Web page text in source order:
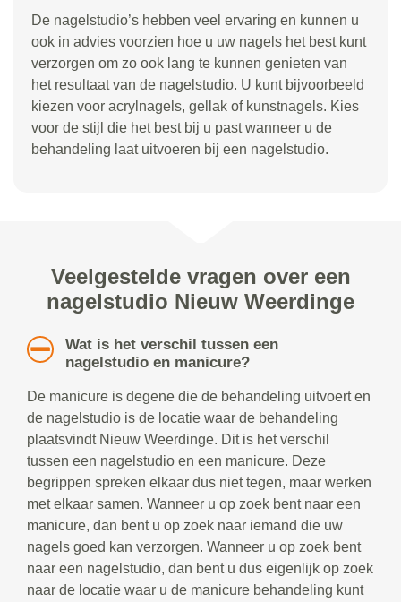
De nagelstudio’s hebben veel ervaring en kunnen u
ook in advies voorzien hoe u uw nagels het best kunt
verzorgen om zo ook lang te kunnen genieten van
het resultaat van de nagelstudio. U kunt bijvoorbeeld
kiezen voor acrylnagels, gellak of kunstnagels. Kies
voor de stijl die het best bij u past wanneer u de
behandeling laat uitvoeren bij een nagelstudio.
Veelgestelde vragen over een
nagelstudio Nieuw Weerdinge
Wat is het verschil tussen een
nagelstudio en manicure?
De manicure is degene die de behandeling uitvoert en
de nagelstudio is de locatie waar de behandeling
plaatsvindt Nieuw Weerdinge. Dit is het verschil
tussen een nagelstudio en een manicure. Deze
begrippen spreken elkaar dus niet tegen, maar werken
met elkaar samen. Wanneer u op zoek bent naar een
manicure, dan bent u op zoek naar iemand die uw
nagels goed kan verzorgen. Wanneer u op zoek bent
naar een nagelstudio, dan bent u dus eigenlijk op zoek
naar de locatie waar u de manicure behandeling kunt